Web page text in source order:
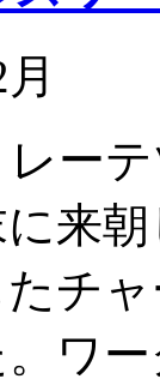
ー
に来
チ
ワ